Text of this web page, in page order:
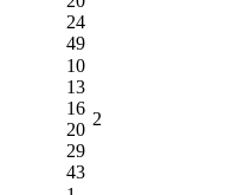
24
49
10
13
16
20
29
43
2